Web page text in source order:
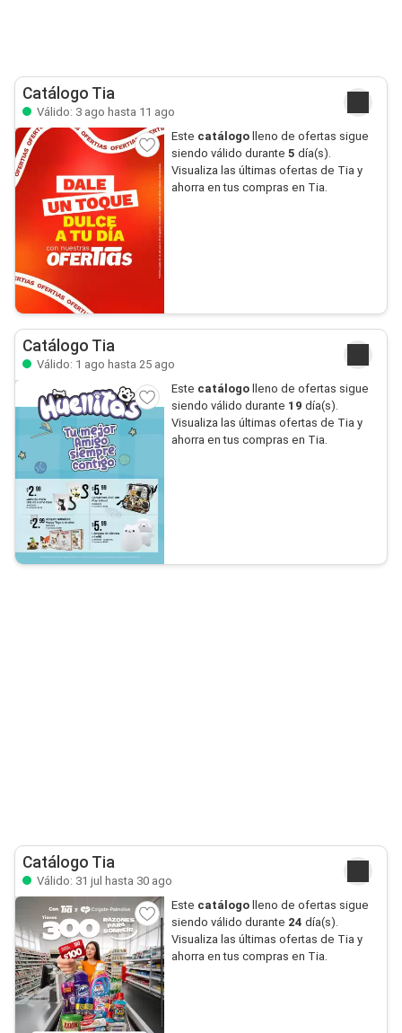
Catálogo Tia
Válido: 3 ago hasta 11 ago
Este catálogo lleno de ofertas sigue
siendo válido durante 5 día(s).
Visualiza las últimas ofertas de Tia y
ahorra en tus compras en Tia.
Catálogo Tia
Válido: 1 ago hasta 25 ago
Este catálogo lleno de ofertas sigue
siendo válido durante 19 día(s).
Visualiza las últimas ofertas de Tia y
ahorra en tus compras en Tia.
Catálogo Tia
Válido: 31 jul hasta 30 ago
Este catálogo lleno de ofertas sigue
siendo válido durante 24 día(s).
Visualiza las últimas ofertas de Tia y
ahorra en tus compras en Tia.